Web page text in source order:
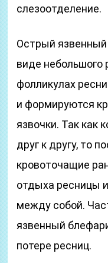
слезоотделение.
Острый язвенный
виде небольшого
фолликулах
и формируются
язвочки. Так как
друг к другу, то
кровоточащие
отдыха ресницы
между собой.
язвенный
потере ресниц.